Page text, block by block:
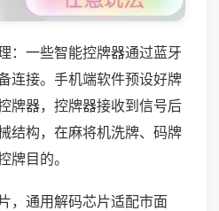
：一些智能控牌器通过蓝牙
连接。手机端软件预设好牌
牌器，控牌器接收到信号后
结构，在麻将机洗牌、码牌
牌目的。
，通用解码芯片适配市面